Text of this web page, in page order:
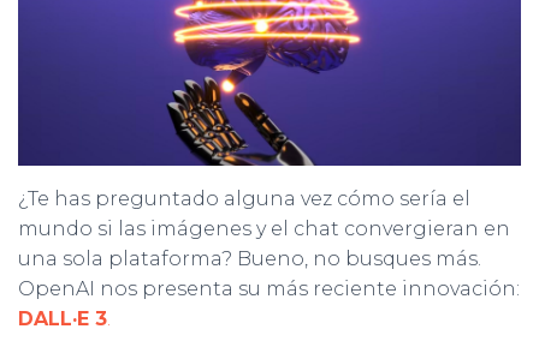
¿Te has preguntado alguna vez cómo sería el
mundo si las imágenes y el chat convergieran en
una sola plataforma? Bueno, no busques más.
OpenAI nos presenta su más reciente innovación:
DALL·E 3